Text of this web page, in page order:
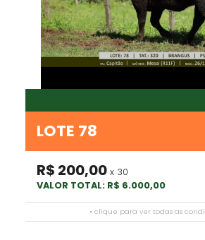
LOTE 78
R$ 200,00 x 30
VALOR TOTAL: R$ 6.000,00
• clique para ver todas as